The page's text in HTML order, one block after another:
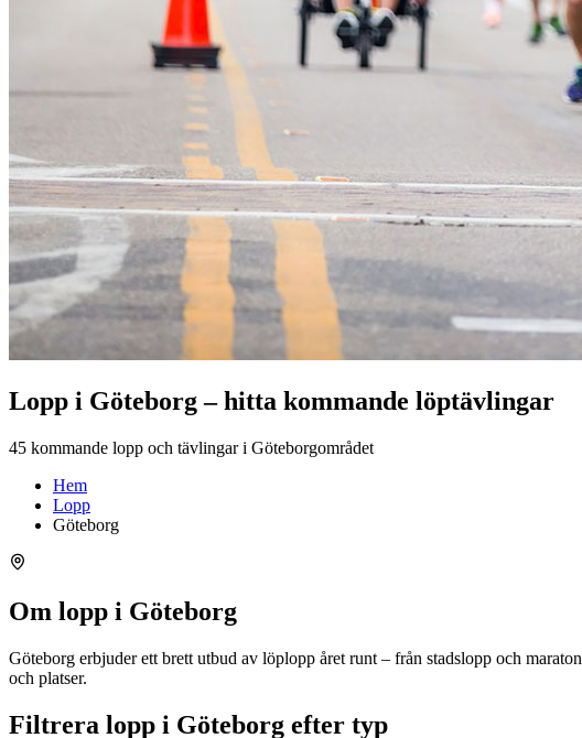
Lopp i Göteborg – hitta kommande löptävlingar
45 kommande lopp och tävlingar i Göteborgområdet
Hem
Lopp
Göteborg
Om lopp i Göteborg
Göteborg erbjuder ett brett utbud av löplopp året runt – från stadslopp och
och platser.
Filtrera lopp i Göteborg efter typ